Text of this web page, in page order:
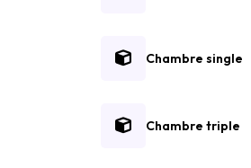
Chambre single
Chambre triple